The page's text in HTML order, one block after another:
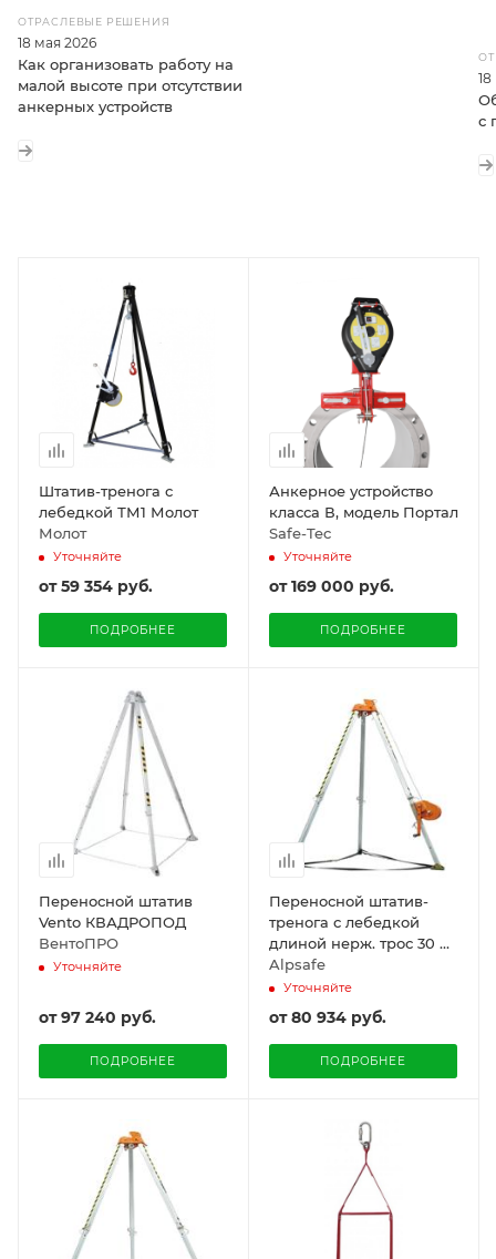
ОТРАСЛЕВЫЕ РЕШЕНИЯ
18 мая 2026
Как организовать работу на
малой высоте при отсутствии
анкерных устройств
с
Штатив-тренога с
лебедкой ТМ1 Молот
Молот
Уточняйте
от59 354 руб.
ПОДРОБНЕЕ
Анкерное устройство
класса В, модель Портал
Safe-Tec
Уточняйте
от169 000 руб.
ПОДРОБНЕЕ
Переносной штатив
Vento КВАДРОПОД
ВентоПРО
Уточняйте
от97 240 руб.
ПОДРОБНЕЕ
Переносной штатив-
тренога с лебедкой
длиной нерж. трос 30 м.
( Трипод ). Alpsafe
Alpsafe
Уточняйте
от80 934 руб.
ПОДРОБНЕЕ